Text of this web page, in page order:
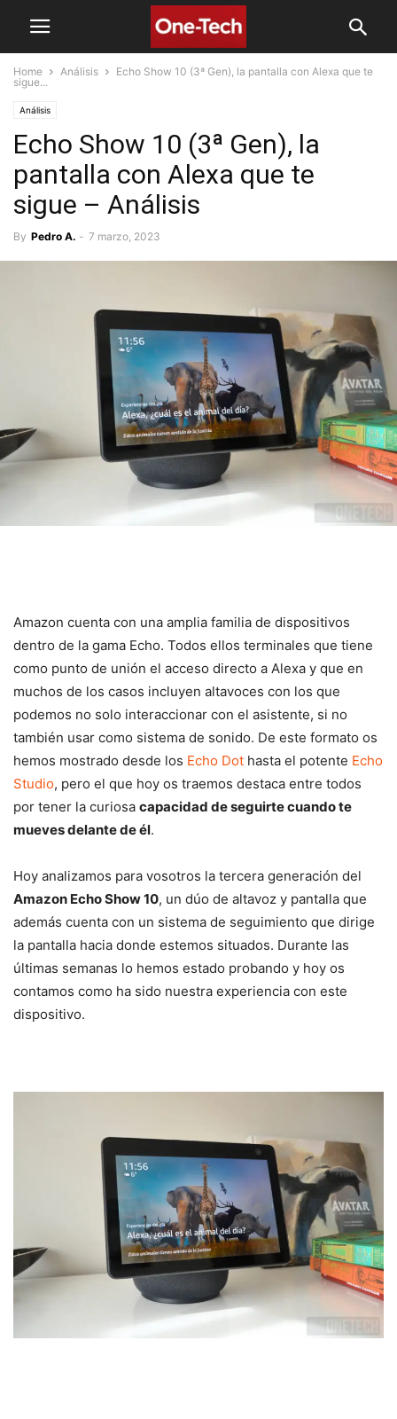
Home Análisis
Echo Show 10 (3ª Gen), la pantalla con Alexa que te
sigue...
Análisis
Echo Show 10 (3ª Gen), la
pantalla con Alexa que te
sigue – Análisis
By Pedro A. - 7 marzo, 2023
Amazon cuenta con una amplia familia de dispositivos
dentro de la gama Echo. Todos ellos terminales que tiene
como punto de unión el acceso directo a Alexa y que en
muchos de los casos incluyen altavoces con los que
podemos no solo interaccionar con el asistente, si no
también usar como sistema de sonido. De este formato os
hemos mostrado desde los Echo Dot hasta el potente Echo
Studio, pero el que hoy os traemos destaca entre todos
por tener la curiosa capacidad de seguirte cuando te
mueves delante de él.
Hoy analizamos para vosotros la tercera generación del
Amazon Echo Show 10, un dúo de altavoz y pantalla que
además cuenta con un sistema de seguimiento que dirige
la pantalla hacia donde estemos situados. Durante las
últimas semanas lo hemos estado probando y hoy os
contamos como ha sido nuestra experiencia con este
dispositivo.